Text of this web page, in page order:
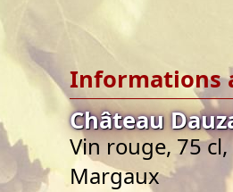
Informations
Château
Vin rouge, 75
Margaux